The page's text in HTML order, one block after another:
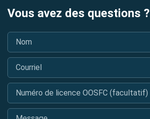
Vous avez des questions ?
Nom
Courriel
Numéro de licence OOSFC (facultatif)
Message